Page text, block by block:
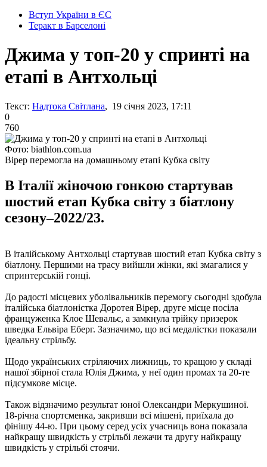
Вступ України в ЄС
Теракт в Барселоні
Джима у топ-20 у спринті на
етапі в Антхольці
Текст: Надтока Світлана, 19 січня 2023, 17:11
0
760
Фото: biathlon.com.ua
Вірер перемогла на домашньому етапі Кубка світу
В Італії жіночою гонкою стартував
шостий етап Кубка світу з біатлону
сезону–2022/23.
В італійському Антхольці стартував шостий етап Кубка світу з
біатлону. Першими на трасу вийшли жінки, які змагалися у
спринтерській гонці.
До радості місцевих уболівальників перемогу сьогодні здобула
італійська біатлоністка Доротея Вірер, друге місце посіла
француженка Клое Шевальє, а замкнула трійку призерок
шведка Ельвіра Еберг. Зазначимо, що всі медалістки показали
ідеальну стрільбу.
Щодо українських стріляючих лижниць, то кращою у складі
нашої збірної стала Юлія Джима, у неї один промах та 20-те
підсумкове місце.
Також відзначимо результат юної Олександри Меркушиної.
18-річна спортсменка, закривши всі мішені, приїхала до
фінішу 44-ю. При цьому серед усіх учасниць вона показала
найкращу швидкість у стрільбі лежачи та другу найкращу
швидкість у стрільбі стоячи.